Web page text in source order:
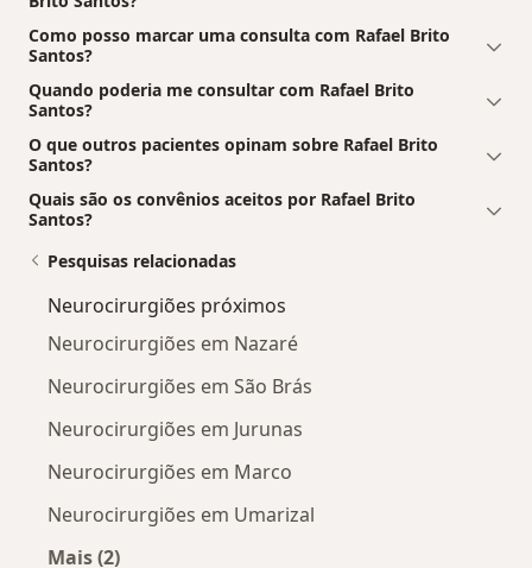
Como posso marcar uma consulta com Rafael Brito
Santos?
Quando poderia me consultar com Rafael Brito
Santos?
O que outros pacientes opinam sobre Rafael Brito
Santos?
Quais são os convênios aceitos por Rafael Brito
Santos?
Pesquisas relacionadas
Neurocirurgiões próximos
Neurocirurgiões em Nazaré
Neurocirurgiões em São Brás
Neurocirurgiões em Jurunas
Neurocirurgiões em Marco
Neurocirurgiões em Umarizal
Mais (2)